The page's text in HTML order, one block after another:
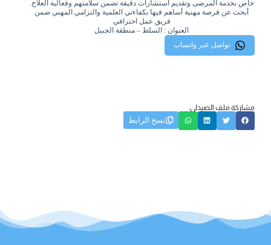
خاص بخدمة المرضى وتقديم استشارات دقيقة تضمن سلامتهم وفعالية العلاج.
أبحث عن فرصة مهنية أساهم فيها بكفاءتي العلمية والتزامي المهني ضمن
فريق عمل احترافي
العنوان : السلط – منطقة الجبيل
تواصل عبر واتساب
مشاركة ملف الصيدلي:
نسخ الرابط